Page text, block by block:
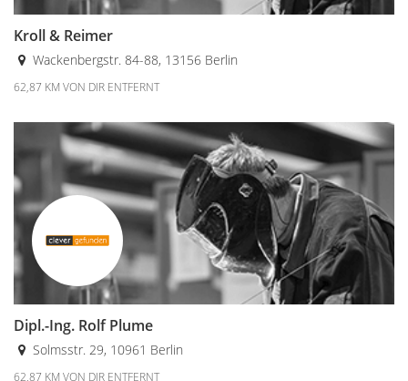
Kroll & Reimer
Wackenbergstr. 84-88, 13156 Berlin
62,87 KM VON DIR ENTFERNT
Dipl.-Ing. Rolf Plume
Solmsstr. 29, 10961 Berlin
62,87 KM VON DIR ENTFERNT